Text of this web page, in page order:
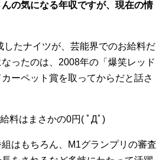
の気になる年収ですが、現在の情
したナイツが、芸能界でのお給料だ
ったのは、2008年の「爆笑レッド
ーペット賞を取ってからだと話さ
料はまさかの0円( ﾟДﾟ)
はもちろん、M1グランプリの審査